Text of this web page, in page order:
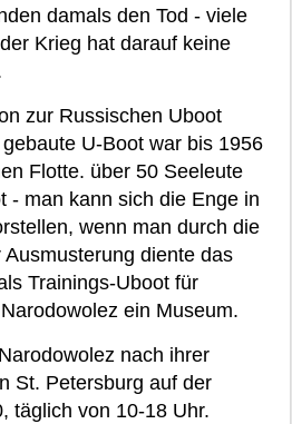
damals den Tod - viele
Krieg hat darauf keine
zur Russischen Uboot
U-Boot war bis 1956
Flotte. über 50 Seeleute
- man kann sich die Enge in
wenn man durch die
diente das
Trainings-Uboot für
ein Museum.
nach ihrer
St. Petersburg auf der
täglich von 10-18 Uhr.